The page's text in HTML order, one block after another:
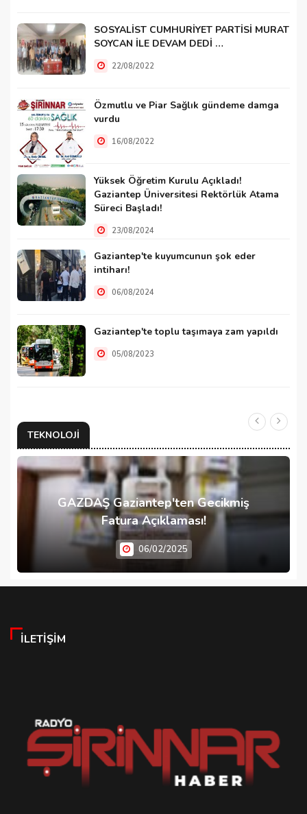
SOSYALİST CUMHURİYET PARTİSİ MURAT
SOYCAN İLE DEVAM DEDİ …
22/08/2022
Özmutlu ve Piar Sağlık gündeme damga
vurdu
16/08/2022
Yüksek Öğretim Kurulu Açıkladı!
Gaziantep Üniversitesi Rektörlük Atama
Süreci Başladı!
23/08/2024
Gaziantep'te kuyumcunun şok eder
intiharı!
06/08/2024
Gaziantep'te toplu taşımaya zam yapıldı
05/08/2023
TEKNOLOJI
GAZDAŞ Gaziantep'ten Gecikmiş
Fatura Açıklaması!
06/02/2025
İLETIŞIM